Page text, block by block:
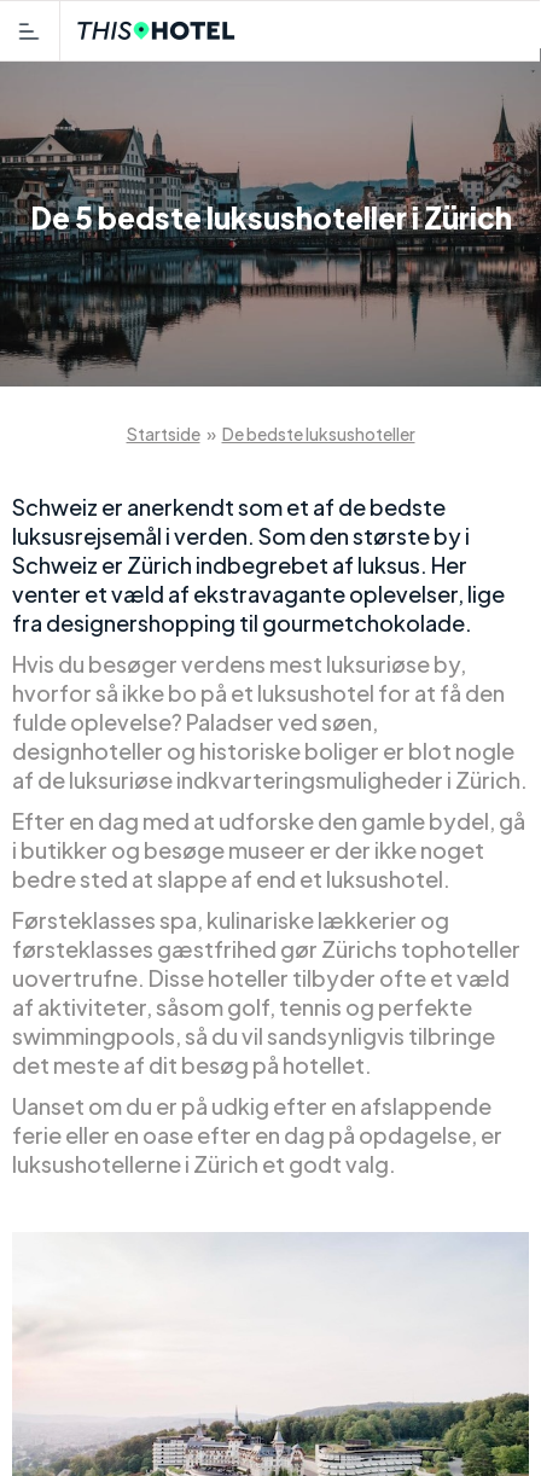
De 5 bedste luksushoteller i Zürich
Startside » De bedste luksushoteller
Schweiz er anerkendt som et af de bedste
luksusrejsemål i verden. Som den største by i
Schweiz er Zürich indbegrebet af luksus. Her
venter et væld af ekstravagante oplevelser, lige
fra designershopping til gourmetchokolade.
Hvis du besøger verdens mest luksuriøse by,
hvorfor så ikke bo på et luksushotel for at få den
fulde oplevelse? Paladser ved søen,
designhoteller og historiske boliger er blot nogle
af de luksuriøse indkvarteringsmuligheder i Zürich.
Efter en dag med at udforske den gamle bydel, gå
i butikker og besøge museer er der ikke noget
bedre sted at slappe af end et luksushotel.
Førsteklasses spa, kulinariske lækkerier og
førsteklasses gæstfrihed gør Zürichs tophoteller
uovertrufne. Disse hoteller tilbyder ofte et væld
af aktiviteter, såsom golf, tennis og perfekte
swimmingpools, så du vil sandsynligvis tilbringe
det meste af dit besøg på hotellet.
Uanset om du er på udkig efter en afslappende
ferie eller en oase efter en dag på opdagelse, er
luksushotellerne i Zürich et godt valg.